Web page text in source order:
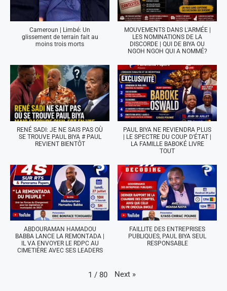
Cameroun | Limbé: Un
glissement de terrain fait au
moins trois morts
MOUVEMENTS DANS L'ARMÉE |
LES NOMINATIONS DE LA
DISCORDE | QUI DE BIYA OU
NGOH NGOH QUI A NOMMÉ?
RENÉ SADI: JE NE SAIS PAS OÙ
SE TROUVE PAUL BIYA # PAUL
REVIENT BIENTÔT
PAUL BIYA NE REVIENDRA PLUS
| LE SPECTRE DU COUP D'ÉTAT |
LA FAMILLE BABOKÉ LIVRE
TOUT
ABDOURAMAN HAMADOU
BABBA LANCE LA REMONTADA |
IL VA ENVOYER LE RDPC AU
CIMETIÈRE AVEC SES LEADERS
FAILLITE DES ENTREPRISES
PUBLIQUES, PAUL BIYA SEUL
RESPONSABLE
1 / 80 Next »